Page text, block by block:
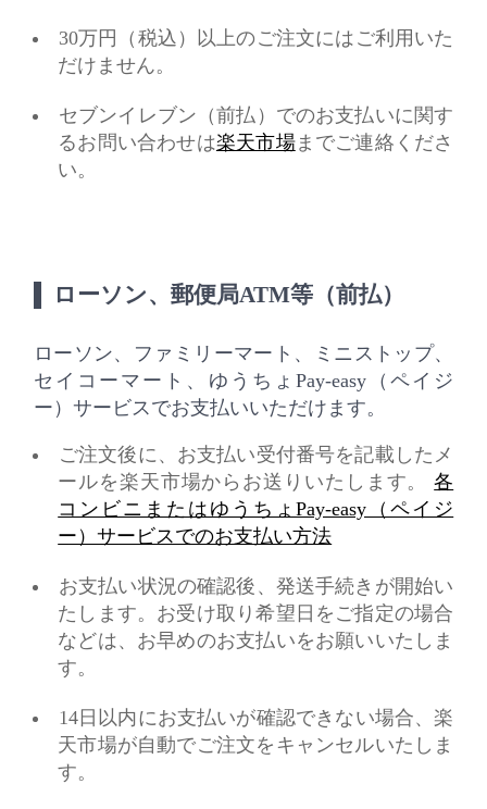
30万円（税込）以上のご注文にはご利用いた
だけません。
セブンイレブン（前払）でのお支払いに関す
るお問い合わせは楽天市場までご連絡くださ
い。
ローソン、郵便局ATM等（前払）
ローソン、ファミリーマート、ミニストップ、
セイコーマート、ゆうちょPay-easy（ペイジ
ー）サービスでお支払いいただけます。
ご注文後に、お支払い受付番号を記載したメ
ールを楽天市場からお送りいたします。各
コンビニまたはゆうちょPay-easy（ペイジ
ー）サービスでのお支払い方法
お支払い状況の確認後、発送手続きが開始い
たします。お受け取り希望日をご指定の場合
などは、お早めのお支払いをお願いいたしま
す。
14日以内にお支払いが確認できない場合、楽
天市場が自動でご注文をキャンセルいたしま
す。